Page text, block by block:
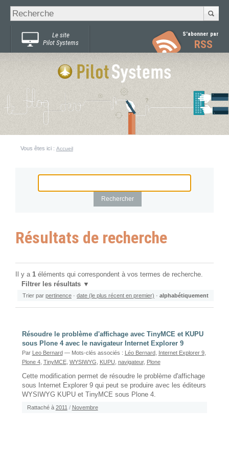
Chercher par
Recherche
avancée…
Le site
Pilot Systems
S'abonner par
RSS
Vous êtes ici : Accueil
Résultats de recherche
Il y a 1 éléments qui correspondent à vos termes de recherche.
Filtrer les résultats
Trier par pertinence · date (le plus récent en premier) · alphabétiquement
Résoudre le problème d'affichage avec TinyMCE et KUPU
sous Plone 4 avec le navigateur Internet Explorer 9
Par Leo Bernard — Mots-clés associés : Léo Bernard, Internet Explorer 9,
Plone 4, TinyMCE, WYSIWYG KUPU navigateur, Plone
Cette modification permet de résoudre le problème d'affichage
sous Internet Explorer 9 qui peut se produire avec les éditeurs
WYSIWYG KUPU et TinyMCE sous Plone 4.
Rattaché à 2011 / Novembre